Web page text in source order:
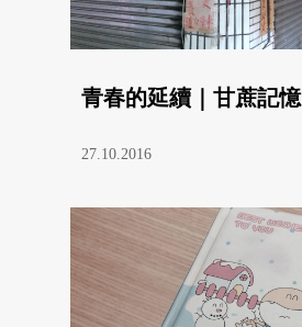
青春的延續｜甘蔗記憶
27.10.2016